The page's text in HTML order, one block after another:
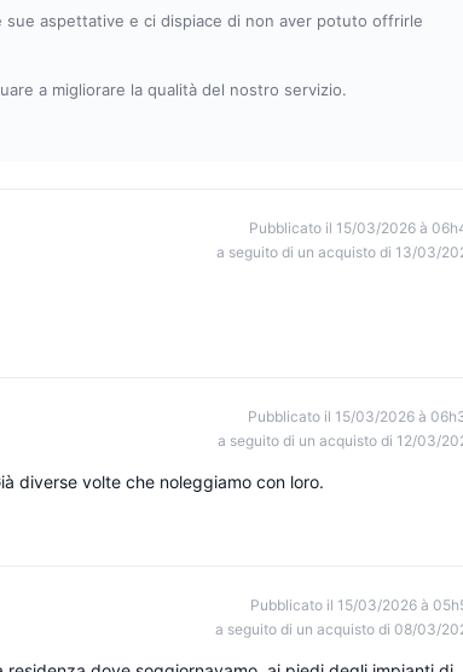
aspettative e ci dispiace di non aver potuto offrirle
a migliorare la qualità del nostro servizio.
Pubblicato il 15/03/2026 à
a seguito di un acquisto di 13/03/
Pubblicato il 15/03/2026 à
a seguito di un acquisto di 12/03/
diverse volte che noleggiamo con loro.
Pubblicato il 15/03/2026 à
a seguito di un acquisto di 08/03/